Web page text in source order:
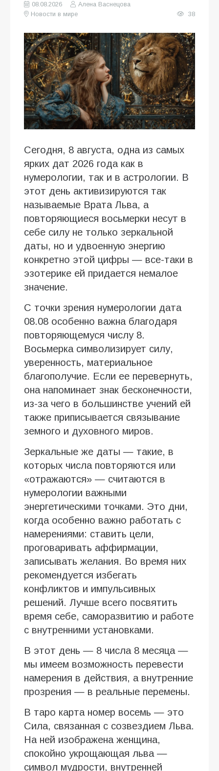
08.08.2026
Алена Васнецова
Новости в мире
38
Сегодня, 8 августа, одна из самых
ярких дат 2026 года как в
нумерологии, так и в астрологии. В
этот день активизируются так
называемые Врата Льва, а
повторяющиеся восьмерки несут в
себе силу не только зеркальной
даты, но и удвоенную энергию
конкретно этой цифры — все-таки в
эзотерике ей придается немалое
значение.
С точки зрения нумерологии дата
08.08 особенно важна благодаря
повторяющемуся числу 8.
Восьмерка символизирует силу,
уверенность, материальное
благополучие. Если ее перевернуть,
она напоминает знак бесконечности,
из-за чего в большинстве учений ей
также приписывается связывание
земного и духовного миров.
Зеркальные же даты — такие, в
которых числа повторяются или
«отражаются» — считаются в
нумерологии важными
энергетическими точками. Это дни,
когда особенно важно работать с
намерениями: ставить цели,
проговаривать аффирмации,
записывать желания. Во время них
рекомендуется избегать
конфликтов и импульсивных
решений. Лучше всего посвятить
время себе, саморазвитию и работе
с внутренними установками.
В этот день — 8 числа 8 месяца —
мы имеем возможность перевести
намерения в действия, а внутренние
прозрения — в реальные перемены.
В таро карта номер восемь — это
Сила, связанная с созвездием Льва.
На ней изображена женщина,
спокойно укрощающая льва —
символ мудрости, внутренней